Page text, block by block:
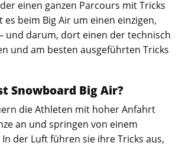
einen ganzen Parcours mit Tricks
es beim Big Air um einen einzigen,
und darum, dort einen der technisch
und am besten ausgeführten Tricks
Snowboard Big Air?
die Athleten mit hoher Anfahrt
an und springen von einem
der Luft führen sie ihre Tricks aus,